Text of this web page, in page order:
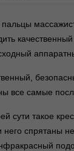
пальцы
все самые
сути такое
него спрятаны